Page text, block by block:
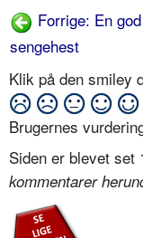
Forrige: En god
sengehest
Klik på den smiley
Brugernes
Siden er blevet set
kommentarer